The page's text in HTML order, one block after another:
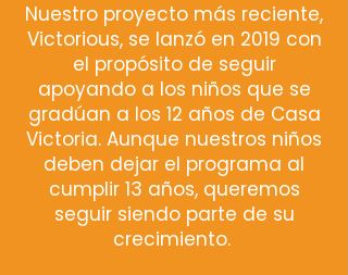
Nuestro proyecto más reciente,
Victorious, se lanzó en 2019 con
el propósito de seguir
apoyando a los niños que se
gradúan a los 12 años de Casa
Victoria. Aunque nuestros niños
deben dejar el programa al
cumplir 13 años, queremos
seguir siendo parte de su
crecimiento.